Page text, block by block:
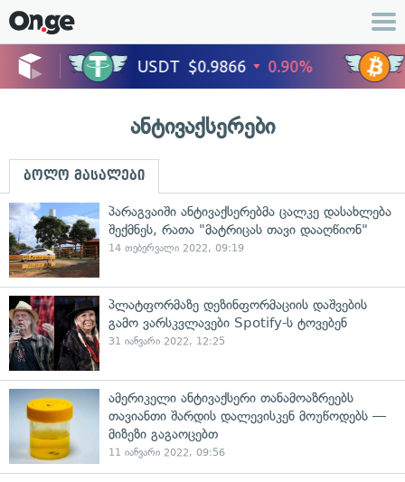
ანტივაქსერები
ბოლო მასალები
პარაგვაიში ანტივაქსერებმა ცალკე დასახლება
შექმნეს, რათა "მატრიცას თავი დააღწიონ"
14 თებერვალი 2022, 09:19
პლატფორმაზე დეზინფორმაციის დაშვების
გამო ვარსკვლავები Spotify-ს ტოვებენ
31 იანვარი 2022, 12:25
ამერიკელი ანტივაქსერი თანამოაზრეებს
თავიანთი შარდის დალევისკენ მოუწოდებს —
მიზეზი გაგაოცებთ
11 იანვარი 2022, 09:56